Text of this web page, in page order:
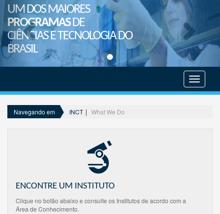
UM DOS MAIORES
PROGRAMASDE
CIÊNCIAS E TECNOLOGIA DO
BRASIL
menu
Navegando em INCT What We Do
ENCONTRE UM INSTITUTO
Clique no botão abaixo e consulte os Institutos de acordo com a
Área de Conhecimento.